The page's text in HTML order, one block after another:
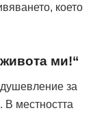
което
ми!“
за
В местността